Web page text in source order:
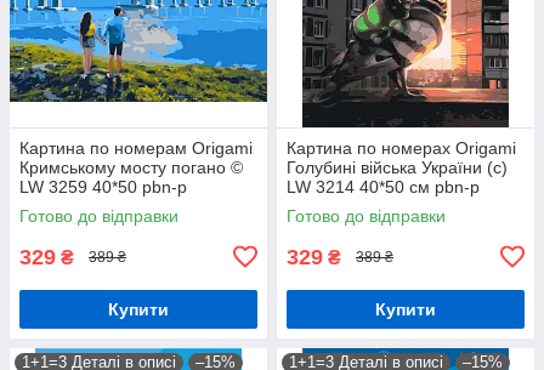
Картина по номерам Origamі
Кримському мосту погано ©
LW 3259 40*50 pbn-p
Готово до відправки
329 ₴ 389 ₴
Купити
Картина по номерах Origamі
Голубині війська України (с)
LW 3214 40*50 см pbn-p
Готово до відправки
329 ₴ 389 ₴
Купити
1+1=3 Деталі в описі –15% 1+1=3 Деталі в описі –15%